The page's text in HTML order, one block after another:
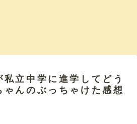
立中学に進学してどう
ゃんのぶっちゃけた感想